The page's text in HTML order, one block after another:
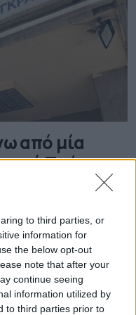
to third parties, or
information for
the below opt-out
note that after your
continue seeing
information utilized by
to third parties prior to
από μία
Τμήμα
για
Υπαλλήλων
μετεγκατάσταση
αρμόδιες αρχές να